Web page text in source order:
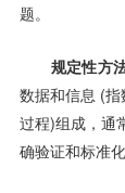
题。
规定性方
数据和信息 (
过程)组成，通
确验证和标准化